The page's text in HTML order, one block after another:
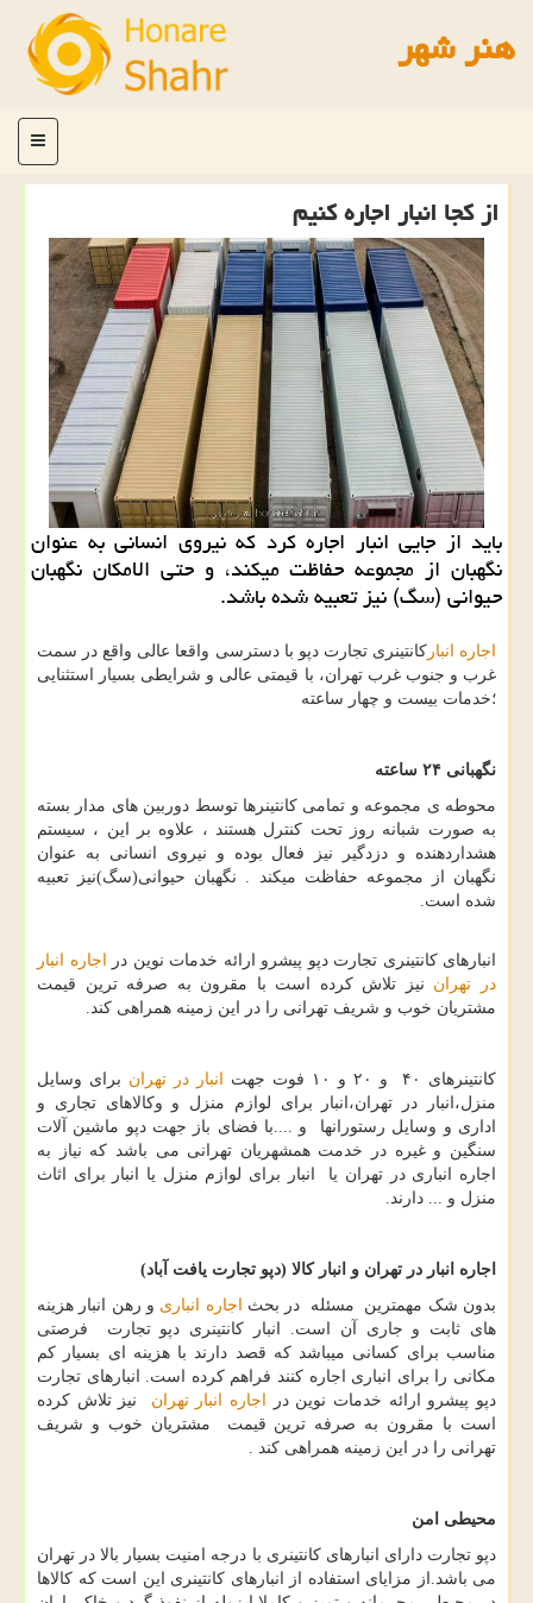
هنر شهر
منو
از كجا انبار اجاره كنیم
باید از جایی انبار اجاره كرد كه نیروی انسانی به عنوان
نگهبان از مجموعه حفاظت میكند، و حتی الامكان نگهبان
حیوانی (سگ) نیز تعبیه شده باشد.
اجاره انباركانتینری تجارت دپو با دسترسی واقعا عالی واقع در سمت
غرب و جنوب غرب تهران، با قیمتی عالی و شرایطی بسیار استثنایی
؛خدمات بیست و چهار ساعته
نگهبانی ۲۴ ساعته
محوطه ی مجموعه و تمامی کانتینرها توسط دوربین های مدار بسته
به صورت شبانه روز تحت کنترل هستند ، علاوه بر این ، سیستم
هشداردهنده و دزدگیر نیز فعال بوده و نیروی انسانی به عنوان
نگهبان از مجموعه حفاظت میکند . نگهبان حیوانی(سگ)نیز تعبیه
شده است.
انبارهای کانتینری تجارت دپو پیشرو ارائه خدمات نوین در
اجاره انبار
در تهران نیز تلاش كرده است با مقرون به صرفه ترین قیمت
مشتریان خوب و شریف تهرانی را در این زمینه همراهی كند.
کانتینرهای ۴۰ و ۲۰ و ۱۰ فوت جهت انبار در تهران برای وسایل
منزل،انبار در تهران،انبار برای لوازم منزل و وکالاهای تجاری و
اداری و وسایل رستورانها و ....با فضای باز جهت دپو ماشین آلات
سنگین و غیره در خدمت همشهریان تهرانی می باشد که نیاز به
اجاره انباری در تهران یا انبار برای لوازم منزل یا انبار برای اثاث
منزل و ... دارند.
اجاره انبار در تهران و انبار کالا (دپو تجارت یافت آباد)
بدون شک مهمترین مسئله در بحث
اجاره انباری و رهن انبار هزینه
های ثابت و جاری آن است. انبار کانتینری دپو تجارت فرصتی
مناسب برای کسانی میباشد که قصد دارند با هزینه ای بسیار کم
مکانی را برای انباری اجاره کنند فراهم کرده است. انبارهای تجارت
دپو پیشرو ارائه خدمات نوین در
اجاره انبار تهران نیز تلاش کرده
است با مقرون به صرفه ترین قیمت مشتریان خوب و شریف
تهرانی را در این زمینه همراهی کند .
محیطی امن
دپو تجارت دارای انبارهای کانتینری با درجه امنیت بسیار بالا در تهران
می باشد.از مزایای استفاده از انبارهای کانتینری این است که کالاها